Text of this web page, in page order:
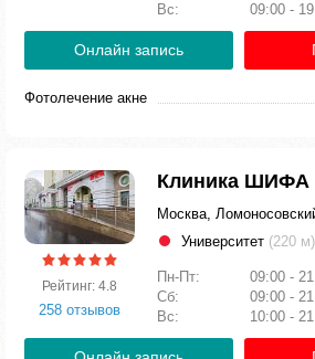
Вс:
09:00 -
Онлайн запись
Фотолечение акне
Рейтинг: 4.8
258 отзывов
Клиника ШИФА
Москва,
Университет (220 м)
Пн-Пт:
09:00 -
Сб:
09:00 -
Вс:
10:00 -